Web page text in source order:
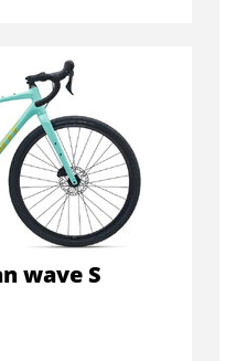
wave S